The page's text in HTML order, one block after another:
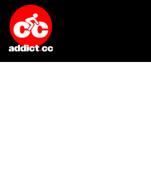
Overslaan naar inhoud